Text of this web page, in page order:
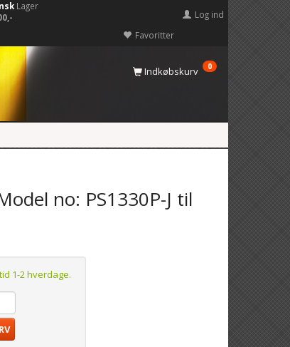
Lager
Favoritter
Log ind
Indkøbskurv 0
no: PS1330P-J til
1-2 hverdage.